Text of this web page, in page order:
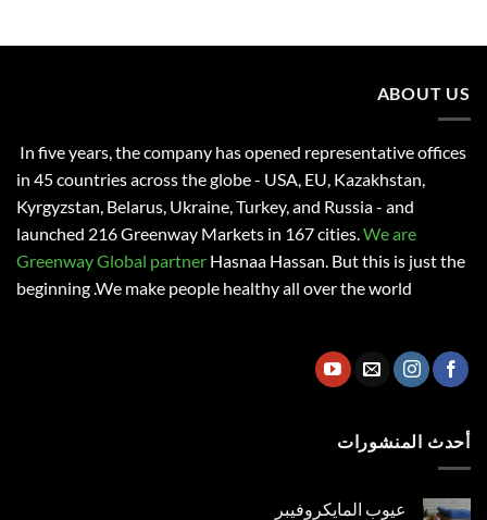
ABOUT US
In five years, the company has opened representative offices
in 45 countries across the globe - USA, EU, Kazakhstan,
Kyrgyzstan, Belarus, Ukraine, Turkey, and Russia - and
launched 216 Greenway Markets in 167 cities.We are
Greenway Global partner Hasnaa Hassan. But this is just the
beginning .We make people healthy all over the world
أحدث المنشورات
عيوب المايكروفيبر